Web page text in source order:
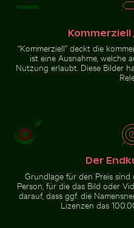
Verschwommene Bewegung
eines gelben Zuges am Bahnhof
Museumsinsel, Berlin
Brücke des 25. April über
“Kommerziell” deckt die
ist eine Ausnahme, welche
Nutzung erlaubt. Diese Bilder
Der
Grundlage für den Preis
Person, für die das Bild oder
darauf, dass ggf. die
Lizenzen das